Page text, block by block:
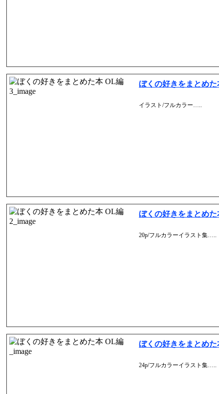
ぼくの好きをまとめ
イラスト/フルカラー…..
ぼくの好きをまとめ
20p/フルカラーイラスト集…..
ぼくの好きをまとめ
24p/フルカラーイラスト集…..